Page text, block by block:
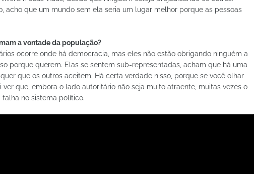
acho que um mundo sem ela seria um lugar melhor porque as pessoas
a vontade da população?
ocorre onde há democracia, mas eles não estão obrigando ninguém a
porque querem. Elas se sentem sub-representadas, acham que há uma
que os outros aceitem. Há certa verdade nisso, porque se você olhar
que, embora o lado autoritário não seja muito atraente, muitas vezes o
no sistema político.